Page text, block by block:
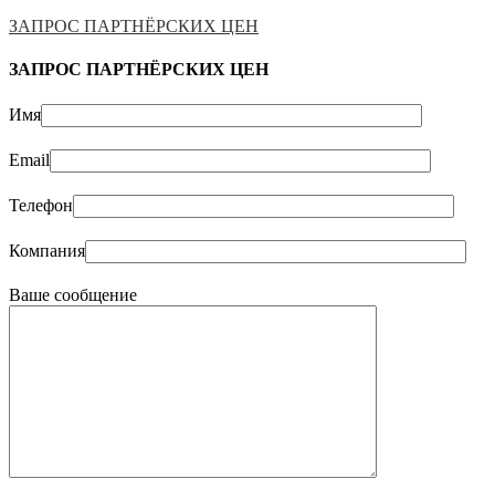
ЗАПРОС ПАРТНЁРСКИХ ЦЕН
ЗАПРОС ПАРТНЁРСКИХ ЦЕН
Имя
Email
Телефон
Компания
Ваше сообщение